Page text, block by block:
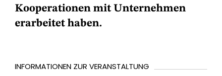
Kooperationen mit Unternehmen
erarbeitet haben.
INFORMATIONEN ZUR VERANSTALTUNG